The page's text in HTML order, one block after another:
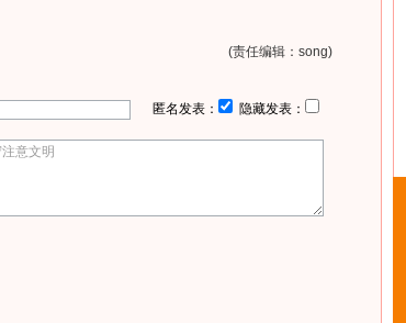
(责任编辑：song)
匿名发表： 隐藏发表：